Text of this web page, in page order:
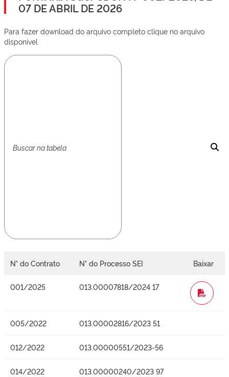
07 DE ABRIL DE 2026
Para fazer download do arquivo completo clique no arquivo
disponível
N° do Contrato N° do Processo SEI Baixar
001/2025 013.00007818/2024 17
WORD
005/2022 013.00002816/2023 51
012/2022 013.00000551/2023-56
014/2022 013.00000240/2023 97